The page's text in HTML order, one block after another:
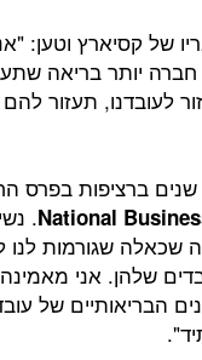
של קסיארץ וטען:
חברה יותר בריאה
תעזור להם
ברציפות בפרס
National
.
שכאלה שגורמות לנו
שלהן. אני
הבריאותיים של